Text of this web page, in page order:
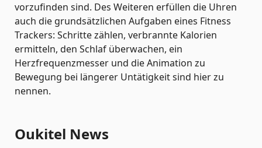
vorzufinden sind. Des Weiteren erfüllen die Uhren
auch die grundsätzlichen Aufgaben eines Fitness
Trackers: Schritte zählen, verbrannte Kalorien
ermitteln, den Schlaf überwachen, ein
Herzfrequenzmesser und die Animation zu
Bewegung bei längerer Untätigkeit sind hier zu
nennen.
Oukitel News